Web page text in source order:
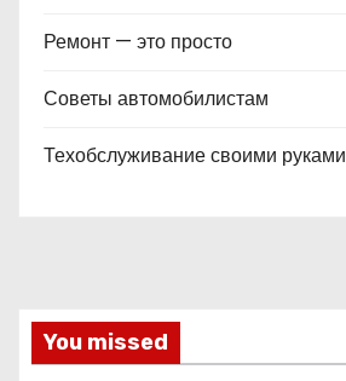
Ремонт — это просто
Советы автомобилистам
Техобслуживание своими руками
You missed